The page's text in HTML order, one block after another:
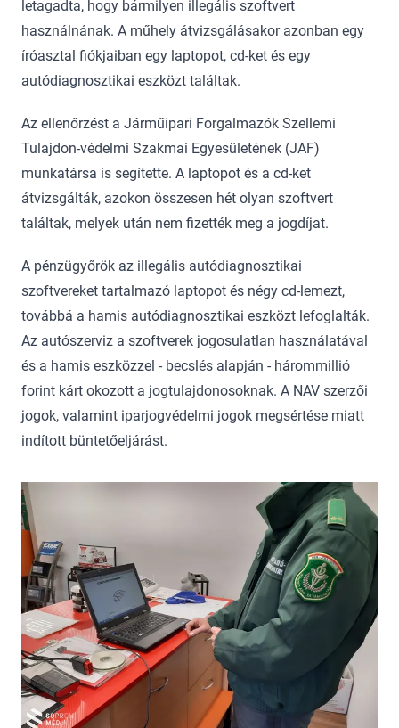
letagadta, hogy bármilyen illegális szoftvert
használnának. A műhely átvizsgálásakor azonban egy
íróasztal fiókjaiban egy laptopot, cd-ket és egy
autódiagnosztikai eszközt találtak.
Az ellenőrzést a Járműipari Forgalmazók Szellemi
Tulajdon-védelmi Szakmai Egyesületének (JAF)
munkatársa is segítette. A laptopot és a cd-ket
átvizsgálták, azokon összesen hét olyan szoftvert
találtak, melyek után nem fizették meg a jogdíjat.
A pénzügyőrök az illegális autódiagnosztikai
szoftvereket tartalmazó laptopot és négy cd-lemezt,
továbbá a hamis autódiagnosztikai eszközt lefoglalták.
Az autószerviz a szoftverek jogosulatlan használatával
és a hamis eszközzel - becslés alapján - hárommillió
forint kárt okozott a jogtulajdonosoknak. A NAV szerzői
jogok, valamint iparjogvédelmi jogok megsértése miatt
indított büntetőeljárást.